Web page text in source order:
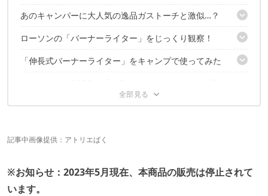
パッケージには「キャンプ」の文字が！
あのキャンパーに大人気の逸品ガストーチと激似…？
ブランド名は「F PLUS」
なんと1個550円！
ローソンの「バーナーライター」をじっくり観察！
カラーはカーキ、ホワイト、ブラックの3色展開
「伸長式バーナーライター」をキャンプで使ってみた
補充用ガスも違うため注意が必要！
安価なので、用途別に複数本手に入れるのもアリ！
なんと550円ながら、しっかり保証付き！
これはちょっと失敗！
予備や2個目にいかが？好みのカラーを手に入れよう
記事中画像提供： アトリエばく
※お知らせ：2023年5月現在、本商品の販売は停止されて
います。